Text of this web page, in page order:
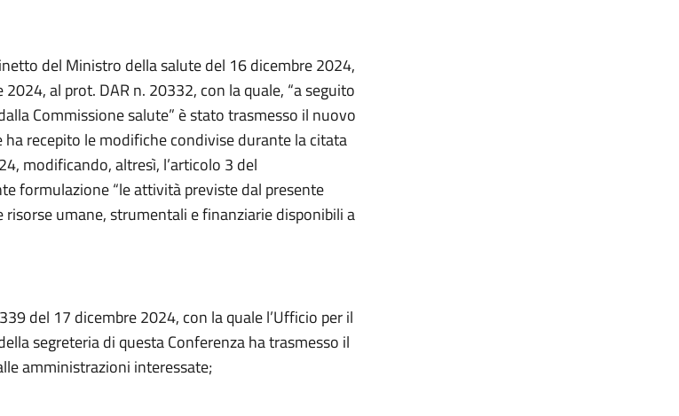
del Ministro della salute del 16 dicembre 2024,
al prot. DAR n. 20332, con la quale, “a seguito
Commissione salute” è stato trasmesso il nuovo
recepito le modifiche condivise durante la citata
modificando, altresì, l’articolo 3 del
formulazione “le attività previste dal presente
risorse umane, strumentali e finanziarie disponibili a
del 17 dicembre 2024, con la quale l’Ufficio per il
segreteria di questa Conferenza ha trasmesso il
amministrazioni interessate;